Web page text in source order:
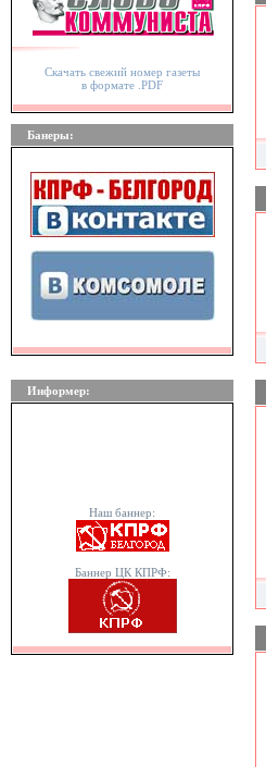
Скачать свежий номер газеты
в формате .PDF
Банеры:
Информер:
Наш баннер:
Баннер ЦК КПРФ: